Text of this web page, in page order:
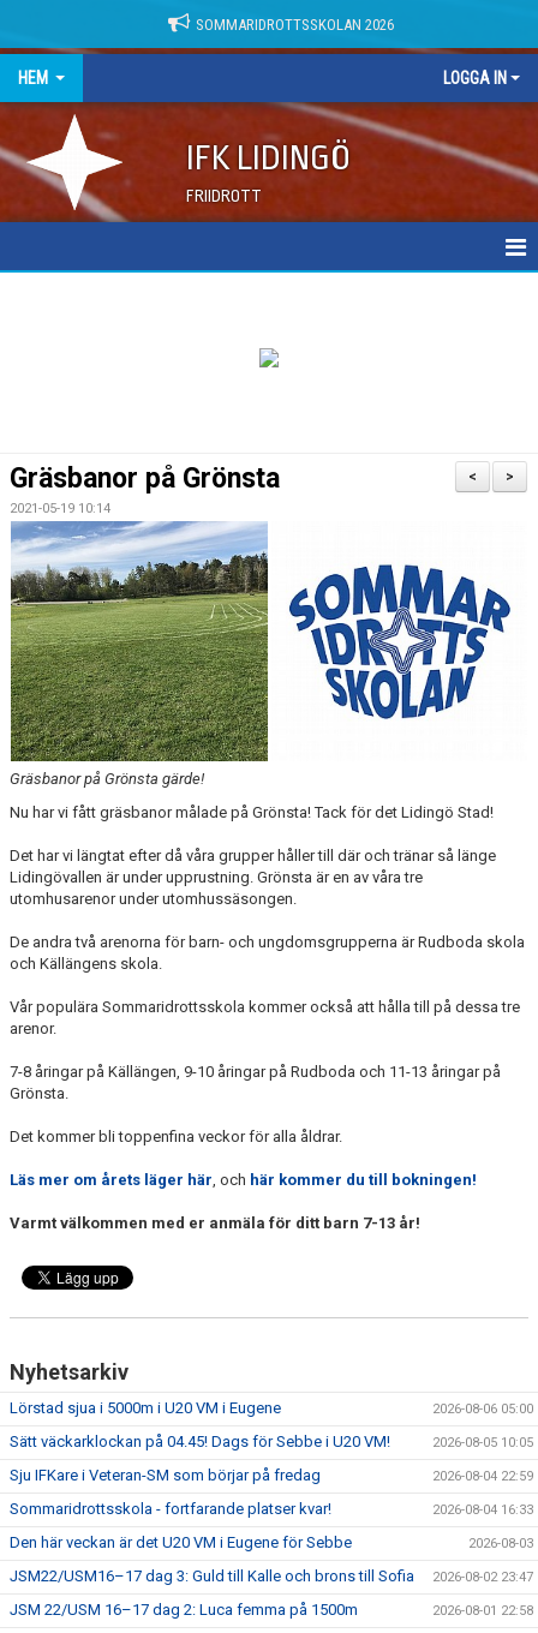
SOMMARIDROTTSSKOLAN 2026
HEM LOGGA IN
IFK LIDINGÖ
FRIIDROTT
>
<
Gräsbanor på Grönsta
2021-05-19 10:14
Gräsbanor på Grönsta gärde!
Nu har vi fått gräsbanor målade på Grönsta! Tack för det Lidingö Stad!
Det har vi längtat efter då våra grupper håller till där och tränar så länge
Lidingövallen är under upprustning. Grönsta är en av våra tre
utomhusarenor under utomhussäsongen.
De andra två arenorna för barn- och ungdomsgrupperna är Rudboda skola
och Källängens skola.
Vår populära Sommaridrottsskola kommer också att hålla till på dessa tre
arenor.
7-8 åringar på Källängen, 9-10 åringar på Rudboda och 11-13 åringar på
Grönsta.
Det kommer bli toppenfina veckor för alla åldrar.
Läs mer om årets läger här, och här kommer du till bokningen!
Varmt välkommen med er anmäla för ditt barn 7-13 år!
Nyhetsarkiv
Lörstad sjua i 5000m i U20 VM i Eugene 2026-08-06 05:00
Sätt väckarklockan på 04.45! Dags för Sebbe i U20 VM! 2026-08-05 10:05
Sju IFKare i Veteran-SM som börjar på fredag 2026-08-04 22:59
Sommaridrottsskola - fortfarande platser kvar! 2026-08-04 16:33
Den här veckan är det U20 VM i Eugene för Sebbe 2026-08-03
JSM22/USM16–17 dag 3: Guld till Kalle och brons till Sofia 2026-08-02 23:47
JSM 22/USM 16–17 dag 2: Luca femma på 1500m 2026-08-01 22:58